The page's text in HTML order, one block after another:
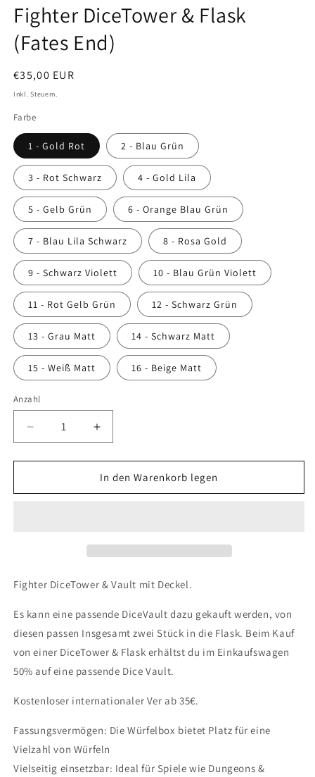
Fighter DiceTower & Flask
(Fates End)
Normaler
Preis
€35,00 EUR
Inkl. Steuern.
Farbe
1 - Gold Rot 2 - Blau Grün
3 - Rot Schwarz 4 - Gold Lila
5 - Gelb Grün 6 - Orange Blau Grün
7 - Blau Lila Schwarz 8 - Rosa Gold
9 - Schwarz Violett 10 - Blau Grün Violett
11 - Rot Gelb Grün 12 - Schwarz Grün
13 - Grau Matt 14 - Schwarz Matt
15 - Weiß Matt 16 - Beige Matt
Anzahl
Anzahl
Verringere
die
Menge
Fighter
Erhöhe
die
Menge
für
Fighter
In den Warenkorb legen
Fighter DiceTower & Vault mit Deckel.
Es kann eine passende DiceVault dazu gekauft werden, von
diesen passen Insgesamt zwei Stück in die Flask. Beim Kauf
von einer DiceTower & Flask erhältst du im Einkaufswagen
50% auf eine passende Dice Vault.
Kostenloser internationaler Ver ab 35€.
Fassungsvermögen: Die Würfelbox bietet Platz für eine
Vielzahl von Würfeln
Vielseitig einsetzbar: Ideal für Spiele wie Dungeons &